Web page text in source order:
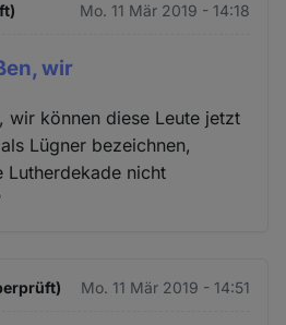
Mo. 11 Mär 2019 - 14:18
wir
wir können diese Leute jetzt
Lügner bezeichnen,
Lutherdekade nicht
Mo. 11 Mär 2019 - 14:51